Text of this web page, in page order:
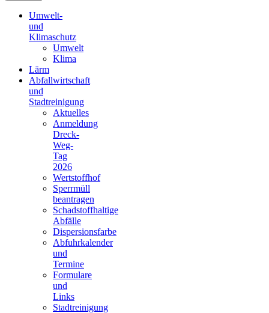
Umwelt-
und
Klimaschutz
Umwelt
Klima
Lärm
Abfallwirtschaft
und
Stadtreinigung
Aktuelles
Anmeldung
Dreck-
Weg-
Tag
2026
Wertstoffhof
Sperrmüll
beantragen
Schadstoffhaltige
Abfälle
Dispersionsfarbe
Abfuhrkalender
und
Termine
Formulare
und
Links
Stadtreinigung